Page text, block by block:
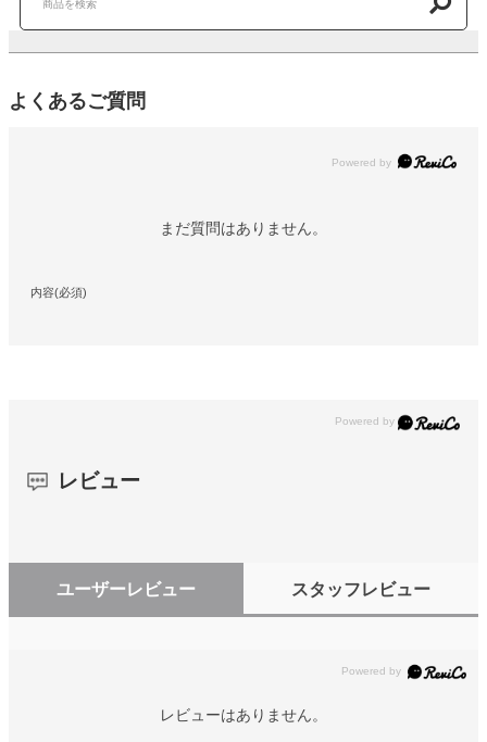
よくあるご質問
Powered by
まだ質問はありません。
内容(必須)
レビュー
ユーザーレビュー スタッフレビュー
レビューはありません。